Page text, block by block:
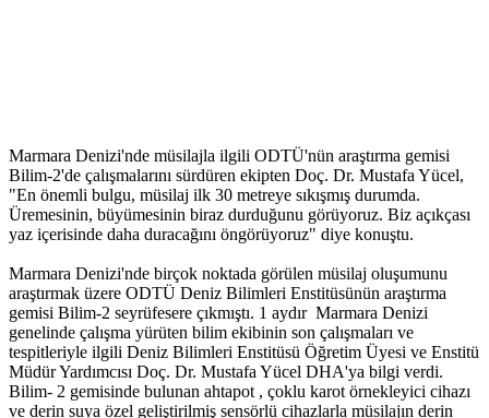
Marmara Denizi'nde müsilajla ilgili ODTÜ'nün araştırma gemisi
Bilim-2'de çalışmalarını sürdüren ekipten Doç. Dr. Mustafa Yücel,
"En önemli bulgu, müsilaj ilk 30 metreye sıkışmış durumda.
Üremesinin, büyümesinin biraz durduğunu görüyoruz. Biz açıkçası
yaz içerisinde daha duracağını öngörüyoruz" diye konuştu.
Marmara Denizi'nde birçok noktada görülen müsilaj oluşumunu
araştırmak üzere ODTÜ Deniz Bilimleri Enstitüsünün araştırma
gemisi Bilim-2 seyrüfesere çıkmıştı. 1 aydır Marmara Denizi
genelinde çalışma yürüten bilim ekibinin son çalışmaları ve
tespitleriyle ilgili Deniz Bilimleri Enstitüsü Öğretim Üyesi ve Enstitü
Müdür Yardımcısı Doç. Dr. Mustafa Yücel DHA'ya bilgi verdi.
Bilim- 2 gemisinde bulunan ahtapot , çoklu karot örnekleyici cihazı
ve derin suya özel geliştirilmiş sensörlü cihazlarla müsilajın derin